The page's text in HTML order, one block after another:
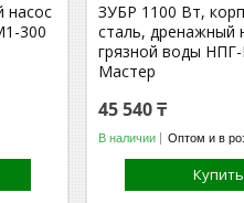
насос
300
ЗУБР 1100 Вт,
сталь, дренажный
грязной воды
Мастер
45 540 ₸
В наличии Оптом и в
Купить